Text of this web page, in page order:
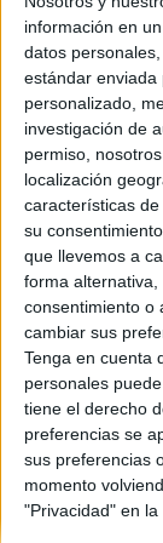
información en
datos
estándar enviada
personalizado,
investigación de
permiso,
localización
características
su
que llevemos a
forma
consentimiento o
cambiar sus
Tenga en cuenta
personales
tiene el derecho
preferencias se
sus preferencias
momento
"Privacidad" en
No sé si soy la
Humanidades en
superar el PII
es que acabé la
presentando a
han sido 17
revisión del caso
defensor del
tiré cuatro años
No me puedo
no cuento con mi
INJUSTICIA!!!!!!!
Blog de